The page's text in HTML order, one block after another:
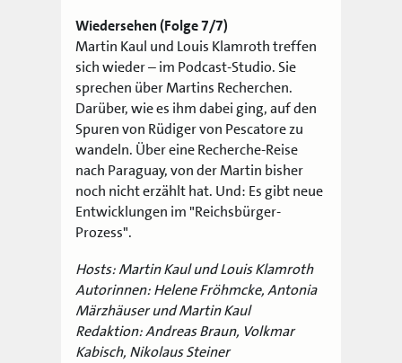
Wiedersehen (Folge 7/7)
Martin Kaul und Louis Klamroth treffen
sich wieder – im Podcast-Studio. Sie
sprechen über Martins Recherchen.
Darüber, wie es ihm dabei ging, auf den
Spuren von Rüdiger von Pescatore zu
wandeln. Über eine Recherche-Reise
nach Paraguay, von der Martin bisher
noch nicht erzählt hat. Und: Es gibt neue
Entwicklungen im "Reichsbürger-
Prozess".
Hosts: Martin Kaul und Louis Klamroth
Autorinnen: Helene Fröhmcke, Antonia
Märzhäuser und Martin Kaul
Redaktion: Andreas Braun, Volkmar
Kabisch, Nikolaus Steiner